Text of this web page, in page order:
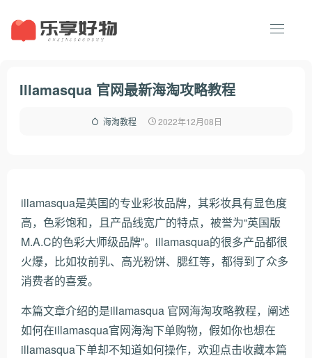
Illamasqua 官网最新海淘攻略教程
海淘教程 2022年12月08日
illamasqua是英国的专业彩妆品牌，其彩妆具有显色度
高，色彩饱和，且产品线宽广的特点，被誉为“英国版
M.A.C的色彩大师级品牌”。illamasqua的很多产品都很
火爆，比如妆前乳、高光粉饼、腮红等，都得到了众多
消费者的喜爱。
本篇文章介绍的是illamasqua 官网海淘攻略教程，阐述
如何在illamasqua官网海淘下单购物，假如你也想在
illamasqua下单却不知道如何操作，欢迎点击收藏本篇